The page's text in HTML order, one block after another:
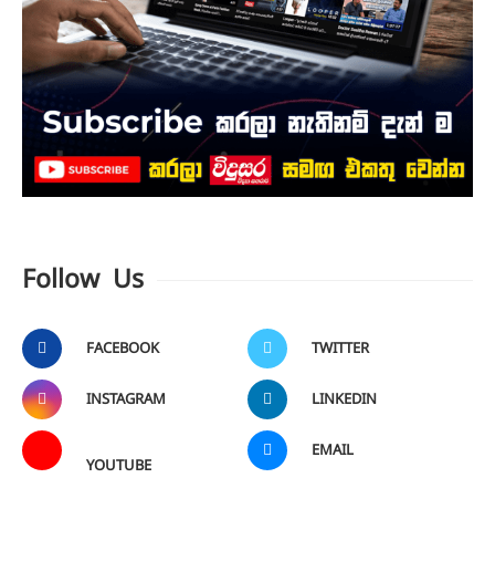
Follow Us
FACEBOOK TWITTER
INSTAGRAM LINKEDIN
YOUTUBE
EMAIL